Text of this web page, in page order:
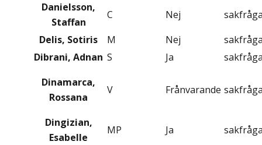
Danielsson,
Staffan
C Nej
Delis, Sotiris
M Nej
Dibrani, Adnan S Ja
Dinamarca,
Rossana
V Frånvarande
Dingizian,
Esabelle
MP Ja